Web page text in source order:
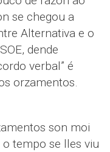
se chegou a
Alternativa e o
dende
verbal” é
orzamentos.
son moi
o tempo se lles viu